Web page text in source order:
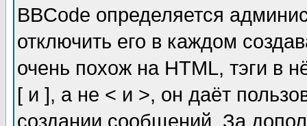
BBCode определяется
отключить его в каждом
очень похож на HTML, тэги в
[ и ], а не < и >, он даёт
создании сообщений. За